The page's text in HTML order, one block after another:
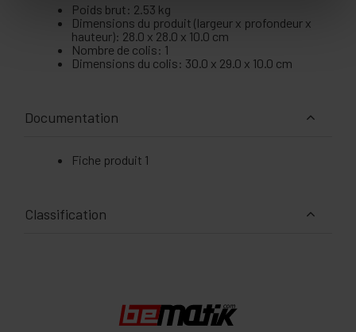
Poids brut: 2.53 kg
Dimensions du produit (largeur x profondeur x
hauteur): 28.0 x 28.0 x 10.0 cm
Nombre de colis: 1
Dimensions du colis: 30.0 x 29.0 x 10.0 cm
Documentation
Fiche produit 1
Classification